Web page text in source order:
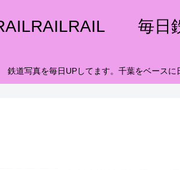
毎日鉄
鉄道写真を毎日UPしてます。千葉をベースに